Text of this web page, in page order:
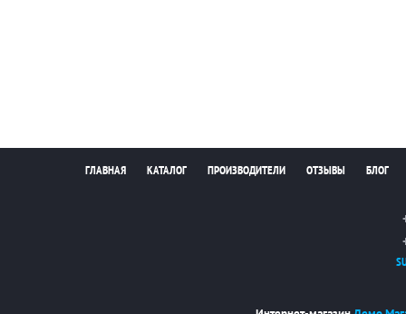
ГЛАВНАЯ КАТАЛОГ ПРОИЗВОДИТЕЛИ ОТЗЫВЫ БЛОГ